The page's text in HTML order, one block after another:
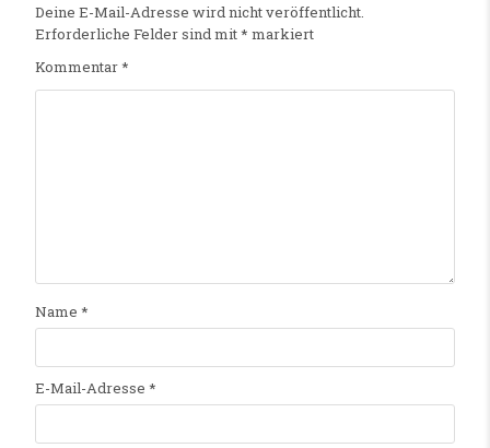
Deine E-Mail-Adresse wird nicht veröffentlicht.
Erforderliche Felder sind mit* markiert
Kommentar*
Name *
E-Mail-Adresse *